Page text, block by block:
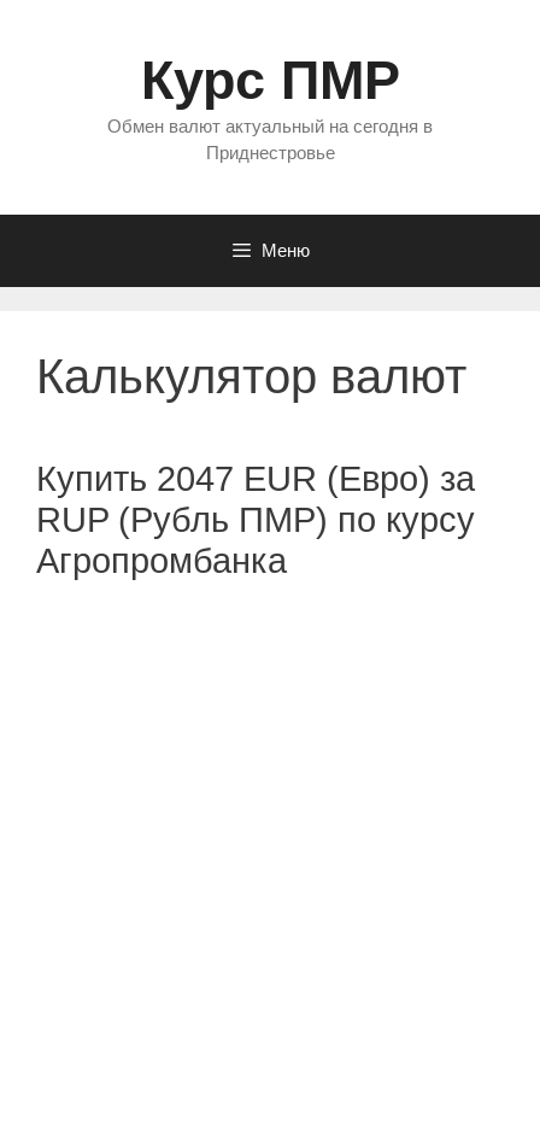
Курс ПМР
Обмен валют актуальный на сегодня в
Приднестровье
Меню
Калькулятор валют
Купить 2047 EUR (Евро) за
RUP (Рубль ПМР) по курсу
Агропромбанка